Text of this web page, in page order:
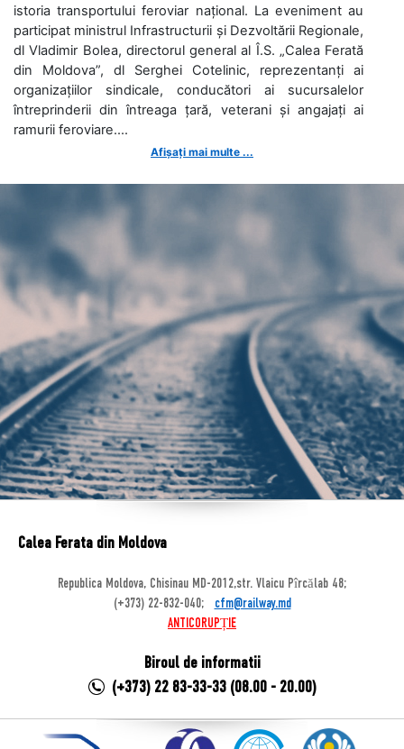
istoria transportului feroviar național. La eveniment au
participat ministrul Infrastructurii și Dezvoltării Regionale,
dl Vladimir Bolea, directorul general al Î.S. „Calea Ferată
din Moldova”, dl Serghei Cotelinic, reprezentanți ai
organizațiilor sindicale, conducători ai sucursalelor
întreprinderii din întreaga țară, veterani și angajați ai
ramurii feroviare....
Afișați mai multe ...
Calea Ferata din Moldova
Republica Moldova, Chisinau MD-2012,str. Vlaicu Pîrcălab 48;
(+373) 22-832-040;
cfm@railway.md
ANTICORUPȚIE
Biroul de informatii
(+373) 22 83-33-33 (08.00 - 20.00)